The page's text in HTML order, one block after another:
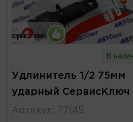
В
Удлинитель 1/2 75мм
ударный СервисКлюч
Артикул : 77145